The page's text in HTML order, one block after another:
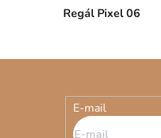
Regál Pixel 06
E-mail